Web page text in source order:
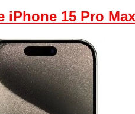
iPhone 15 Pro Max